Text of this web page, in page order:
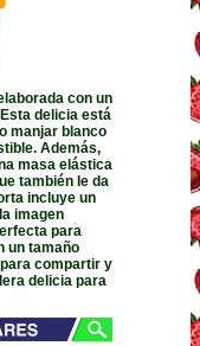
con un
delicia está
manjar blanco
Además,
masa elástica
también le da
incluye un
imagen
para
un tamaño
compartir y
delicia para